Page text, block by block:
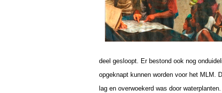
deel gesloopt. Er bestond ook nog
opgeknapt kunnen worden voor het MLM.
lag en overwoekerd was door waterplanten.